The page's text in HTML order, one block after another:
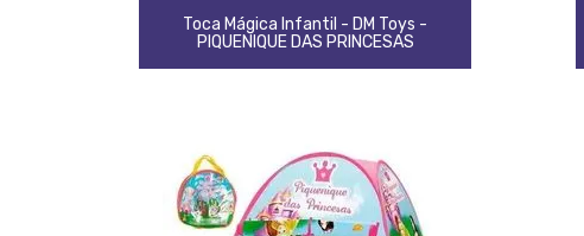
Toca Mágica Infantil - DM Toys -
PIQUENIQUE DAS PRINCESAS